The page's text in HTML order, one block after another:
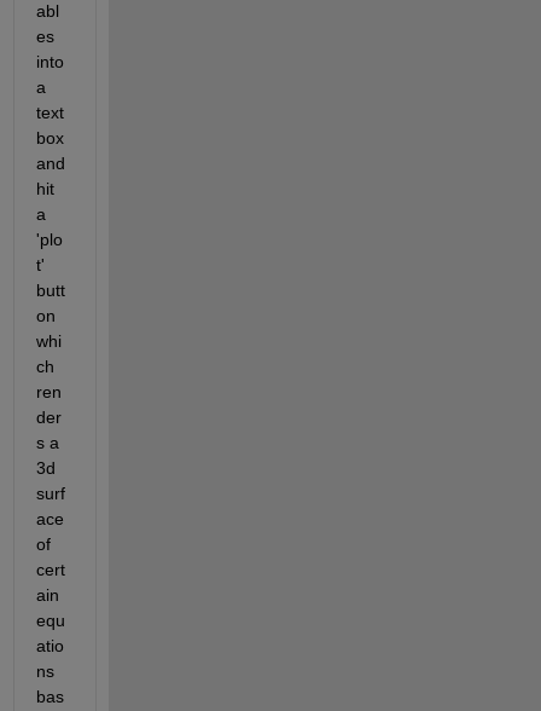
abl
es
into
a
text
box
and
hit
a
'plo
t'
butt
on
whi
ch
ren
der
s a
3d
surf
ace
of
cert
ain
equ
atio
ns
bas